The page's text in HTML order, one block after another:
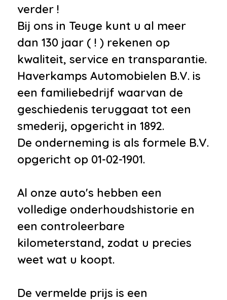
verder !
Bij ons in Teuge kunt u al meer
dan 130 jaar ( ! ) rekenen op
kwaliteit, service en transparantie.
Haverkamps Automobielen B.V. is
een familiebedrijf waarvan de
geschiedenis teruggaat tot een
smederij, opgericht in 1892.
De onderneming is als formele B.V.
opgericht op 01-02-1901.
Al onze auto's hebben een
volledige onderhoudshistorie en
een controleerbare
kilometerstand, zodat u precies
weet wat u koopt.
De vermelde prijs is een